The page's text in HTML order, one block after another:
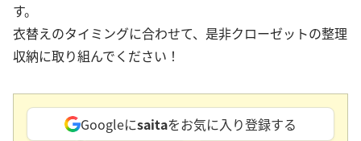
す。
衣替えのタイミングに合わせて、是非クローゼットの整理
収納に取り組んでください！
Googleにsaitaをお気に入り登録する